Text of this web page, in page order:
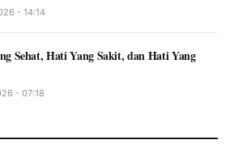
- 14:14
Sehat, Hati Yang Sakit, dan Hati Yang
- 07:18